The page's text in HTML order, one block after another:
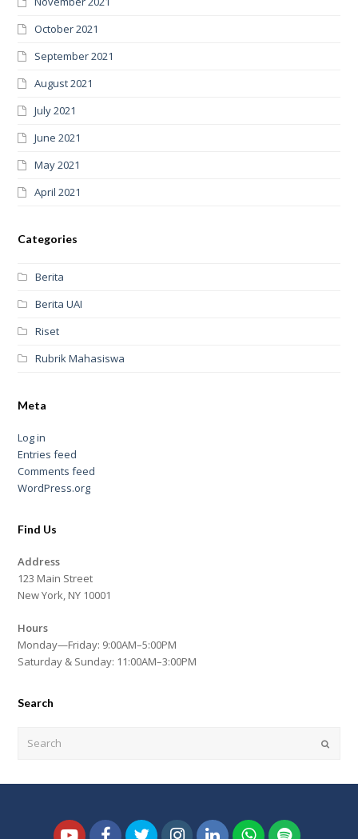
October 2021
September 2021
August 2021
July 2021
June 2021
May 2021
April 2021
Categories
Berita
Berita UAI
Riset
Rubrik Mahasiswa
Meta
Log in
Entries feed
Comments feed
WordPress.org
Find Us
Address
123 Main Street
New York, NY 10001
Hours
Monday—Friday: 9:00AM–5:00PM
Saturday & Sunday: 11:00AM–3:00PM
Search
Submit
YoutubeFacebook
TwitterInstagram
LinkedInWhatsapp
Spotify